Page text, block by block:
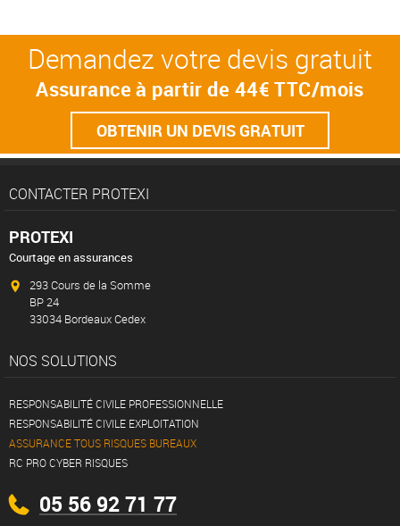
Demandez votre devis gratuit
Assurance à partir de 44€ TTC/mois
OBTENIR UN DEVIS GRATUIT
Conseil en entreprise
Courtier en Travaux et Architecte d’Intérieur
Data Protection Officer
Expertise et estimation immobilière
Thermographie, Infiltrométrie, Sereine
Informatique / Logiciels / Web / IA
Marchand de biens, Aménageur,
Médias et Industries Culturelles
CONTACTER PROTEXI
PROTEXI
Courtage en assurances
293 Cours de la Somme
BP 24
33034 Bordeaux Cedex
NOS SOLUTIONS
RESPONSABILITÉ CIVILE PROFESSIONNELLE
RESPONSABILITÉ CIVILE EXPLOITATION
ASSURANCE TOUS RISQUES BUREAUX
RC PRO CYBER RISQUES
05 56 92 71 77